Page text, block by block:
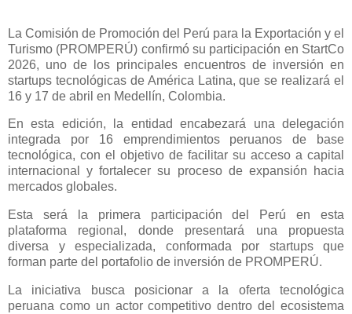
La Comisión de Promoción del Perú para la Exportación y el
Turismo (PROMPERÚ) confirmó su participación en StartCo
2026, uno de los principales encuentros de inversión en
startups tecnológicas de América Latina, que se realizará el
16 y 17 de abril en Medellín, Colombia.
En esta edición, la entidad encabezará una delegación
integrada por 16 emprendimientos peruanos de base
tecnológica, con el objetivo de facilitar su acceso a capital
internacional y fortalecer su proceso de expansión hacia
mercados globales.
Esta será la primera participación del Perú en esta
plataforma regional, donde presentará una propuesta
diversa y especializada, conformada por startups que
forman parte del portafolio de inversión de PROMPERÚ.
La iniciativa busca posicionar a la oferta tecnológica
peruana como un actor competitivo dentro del ecosistema